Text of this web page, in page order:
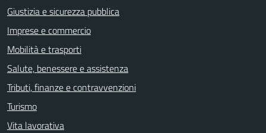
Giustizia e sicurezza pubblica
Imprese e commercio
Mobilità e trasporti
Salute, benessere e assistenza
Tributi, finanze e contravvenzioni
Turismo
Vita lavorativa